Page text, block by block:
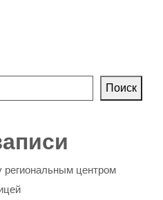
Поиск
центром